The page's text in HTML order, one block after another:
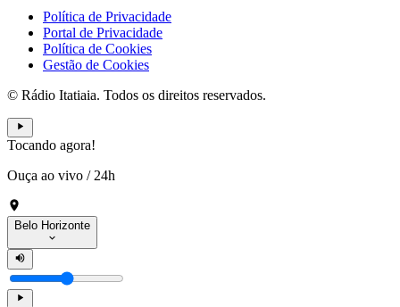
Política de Privacidade
Portal de Privacidade
Política de Cookies
Gestão de Cookies
© Rádio Itatiaia. Todos os direitos reservados.
Tocando agora!
Ouça ao vivo / 24h
Belo Horizonte